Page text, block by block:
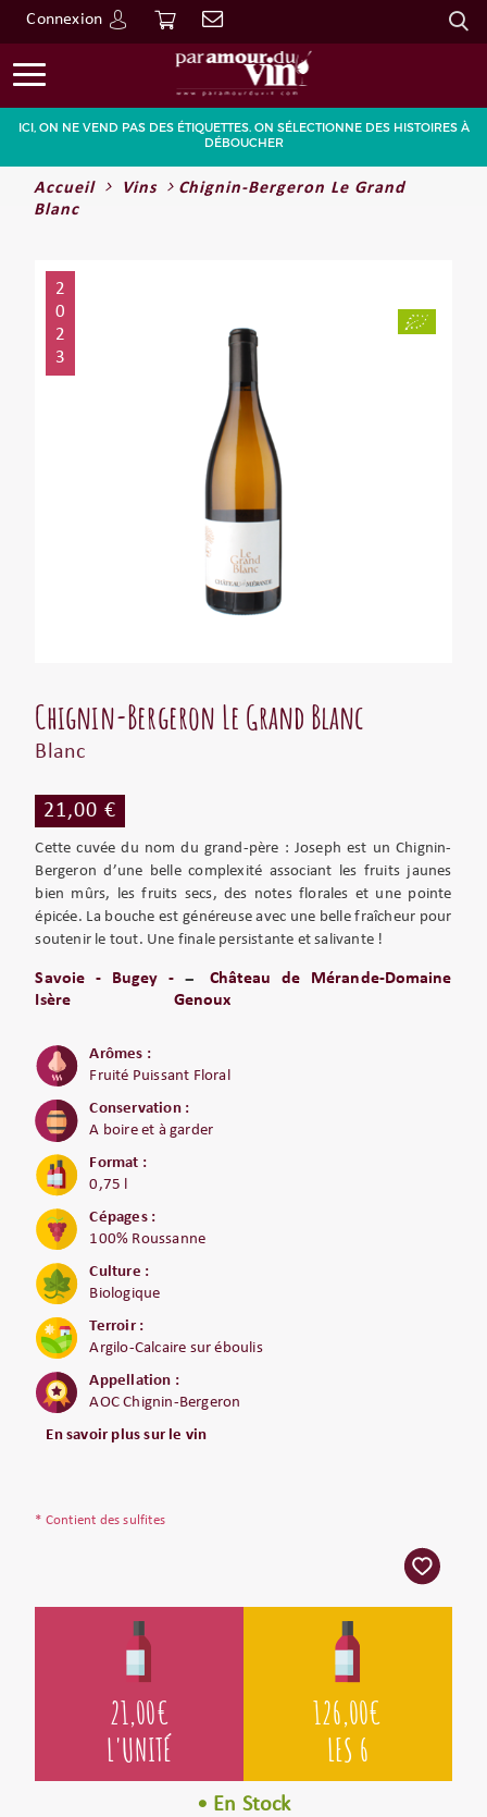
Connexion
Go
ICI, ON NE VEND PAS DES ÉTIQUETTES. ON SÉLECTIONNE DES HISTOIRES À
DÉBOUCHER
Accueil Vins
Chignin-Bergeron Le Grand
Blanc
2
0
2
3
Chignin-Bergeron Le Grand Blanc
Blanc
21,00 €
Cette cuvée du nom du grand-père : Joseph est un Chignin-
Bergeron d’une belle complexité associant les fruits jaunes
bien mûrs, les fruits secs, des notes florales et une pointe
épicée. La bouche est généreuse avec une belle fraîcheur pour
soutenir le tout. Une finale persistante et salivante !
Savoie - Bugey -
Isère
Château de Mérande-Domaine
Genoux
Arômes :
Fruité Puissant Floral
Conservation :
A boire et à garder
Format :
0,75 l
Cépages :
100% Roussanne
Culture :
Biologique
Terroir :
Argilo-Calcaire sur éboulis
Appellation :
AOC Chignin-Bergeron
En savoir plus sur le vin
* Contient des sulfites
21,00€
L'UNITÉ
126,00€
LES 6
• En Stock